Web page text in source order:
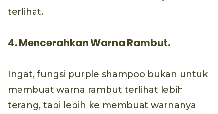
terlihat.
4. Mencerahkan Warna Rambut.
Ingat, fungsi purple shampoo bukan untuk
membuat warna rambut terlihat lebih
terang, tapi lebih ke membuat warnanya